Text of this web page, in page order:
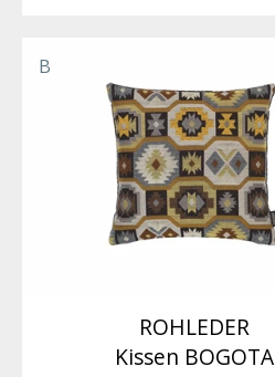
B
ROHLEDER
Kissen BOGOTA